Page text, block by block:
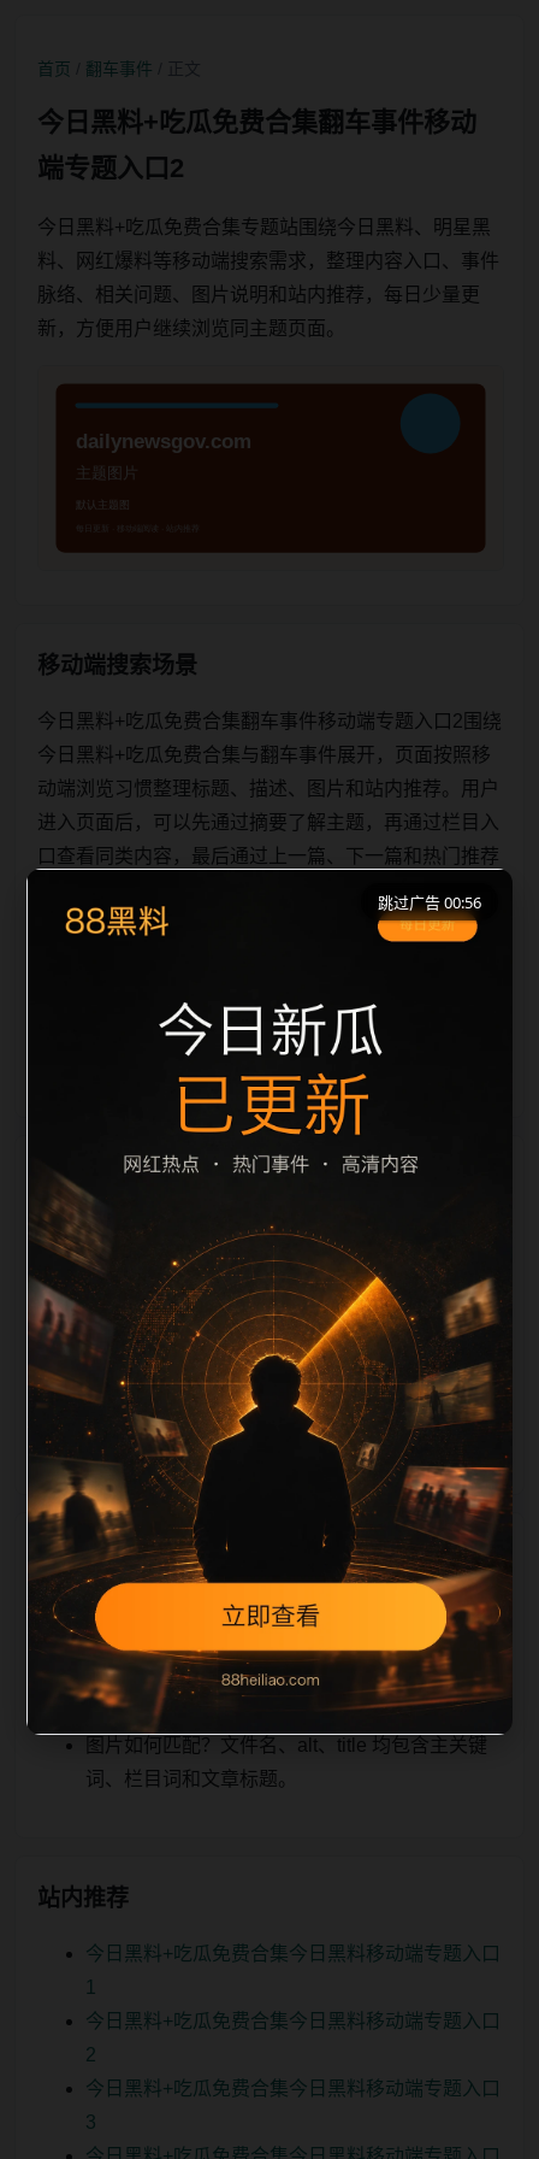
首页 翻车事件
今日黑料+吃瓜免费合集翻车事件移动
端专题入口2
今日黑料+吃瓜免费合集专题站围绕今日黑料、明星黑
料、网红爆料等移动端搜索需求，整理内容入口、事件
脉络、相关问题、图片说明和站内推荐，每日少量更
新，方便用户继续浏览同主题页面。
移动端搜索场景
今日黑料+吃瓜免费合集翻车事件移动端专题入口2围绕
今日黑料+吃瓜免费合集与翻车事件展开，页面按照移
动端浏览习惯整理标题、描述、图片和站内推荐。用户
进入页面后，可以先通过摘要了解主题，再通过栏目入
口查看同类内容，最后通过上一篇、下一篇和热门推荐
关键词堆砌，也避免多个站点同步发布完全相同的标
后续采集时将继续执行远程图片本地化、坏图默认图兜
底、标题重复过滤和 des
栏目内容归集
cription 长度检查。栏目内容按每日少量新增的方式持
续扩展，每篇保留相关问题、站内推荐和清晰的层级路
径，减少用户反复返回搜索页。第32篇作为本栏目的初
始建设内容，主要用于补齐栏目深度、稳定内链结构，
并为后续专题聚合提供可点击入口。如果后续发现页面
缺图、标题过短、描述为空或正文不足，将进入每日
SEO 检查清单自动修正。
相关问题
翻车事件后续如何更新？按每日少量、主题相
关、图片本地化的方式持续补充。
如何继续浏览？可返回栏目页、查看热门推荐或
进入 sitemap。
图片如何匹配？文件名、alt、title 均包含主关键
词、栏目词和文章标题。
站内推荐
今日黑料+吃瓜免费合集今日黑料移动端专题入口
1
今日黑料+吃瓜免费合集今日黑料移动端专题入口
2
今日黑料+吃瓜免费合集今日黑料移动端专题入口
3
跳过广告 00:56